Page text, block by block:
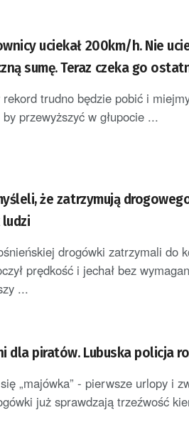
uciekał 200km/h. Nie
sumę. Teraz czeka go
rekord trudno będzie pobić i
przewyższyć w głupocie ...
że zatrzymują
drogówki zatrzymali do
prędkość i jechał bez
...
dla piratów. Lubuska policja
„majówka” - pierwsze urlopy i
już sprawdzają trzeźwość